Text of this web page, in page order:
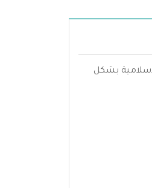
بشكل